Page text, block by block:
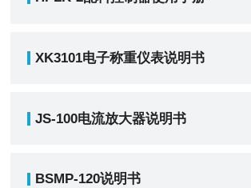
XK3101电子称重仪表说明书
JS-100电流放大器说明书
BSMP-120说明书